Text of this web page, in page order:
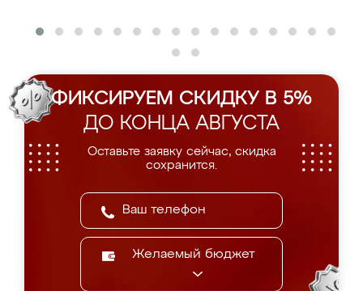
ФИКСИРУЕМ СКИДКУ В 5%
ДО КОНЦА АВГУСТА
Оставьте заявку сейчас, скидка
сохранится.
Желаемый бюджет